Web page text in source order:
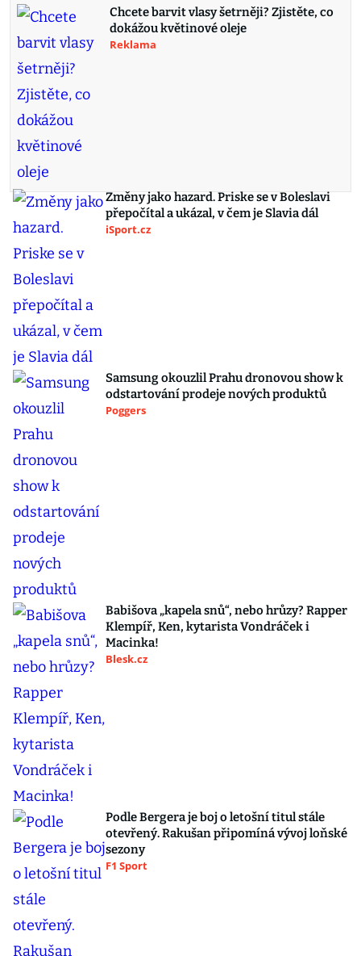
Chcete barvit vlasy šetrněji? Zjistěte, co
dokážou květinové oleje
Reklama
Změny jako hazard. Priske se v Boleslavi
přepočítal a ukázal, v čem je Slavia dál
iSport.cz
Samsung okouzlil Prahu dronovou show k
odstartování prodeje nových produktů
Poggers
Babišova „kapela snů“, nebo hrůzy? Rapper
Klempíř, Ken, kytarista Vondráček i
Macinka!
Blesk.cz
Podle Bergera je boj o letošní titul stále
otevřený. Rakušan připomíná vývoj loňské
sezony
F1 Sport